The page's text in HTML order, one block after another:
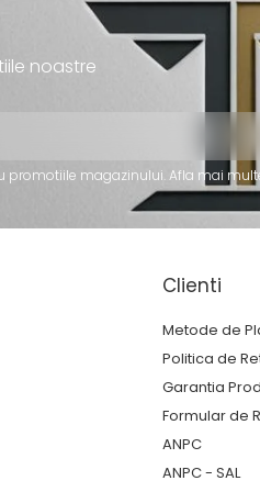
noastre
promotiile magazinului. Afla mai
Clienti
Metode de
Politica de
Garantia
Formular de
ANPC
ANPC - SAL